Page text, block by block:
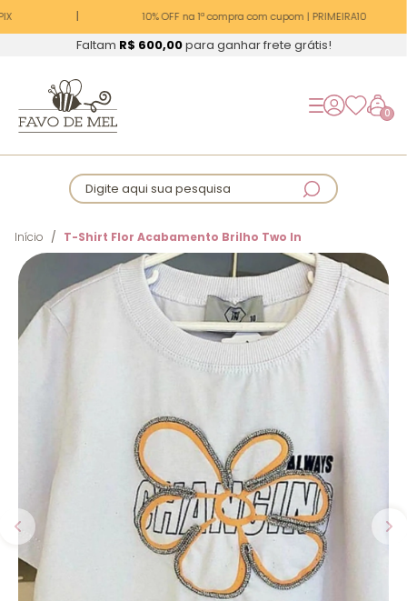
10% OFF na 1ª compra com cupom | PRIMEIRA10
Faltam R$ 600,00para ganhar frete grátis!
0
Digite aqui sua pesquisa
Início T-Shirt Flor Acabamento Brilho Two In